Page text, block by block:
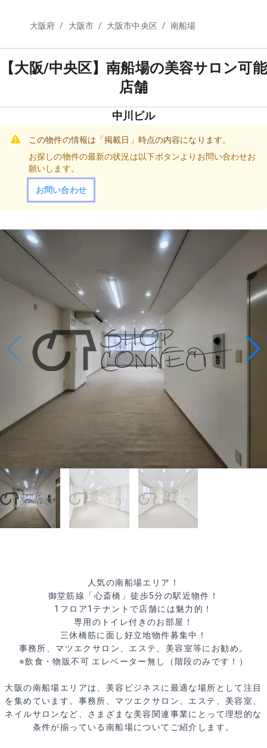
大阪府 / 大阪市 / 大阪市中央区 / 南船場
【大阪/中央区】南船場の美容サロン可能
店舗
中川ビル
この物件の情報は「掲載日」時点の内容になります。
お探しの物件の最新の状況は以下ボタンよりお問い合わせお
願いします。
お問い合わせ
人気の南船場エリア！
御堂筋線「心斎橋」徒歩5分の駅近物件！
1フロア1テナントで店舗には魅力的！
専用のトイレ付きのお部屋！
三休橋筋に面し好立地物件募集中！
事務所、マツエクサロン、エステ、美容室等にお勧め。
※飲食・物販不可 エレベーター無し（階段のみです！）
大阪の南船場エリアは、美容ビジネスに最適な場所として注目
を集めています。事務所、マツエクサロン、エステ、美容室、
ネイルサロンなど、さまざまな美容関連事業にとって理想的な
条件が揃っている南船場についてご紹介します。